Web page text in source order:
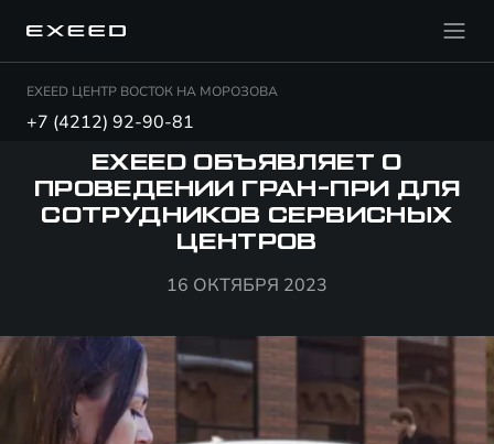
EXEED ЦЕНТР ВОСТОК НА МОРОЗОВА
+7 (4212) 92-90-81
EXEED ОБЪЯВЛЯЕТ О
ПРОВЕДЕНИИ ГРАН-ПРИ ДЛЯ
СОТРУДНИКОВ СЕРВИСНЫХ
ЦЕНТРОВ
16 ОКТЯБРЯ 2023